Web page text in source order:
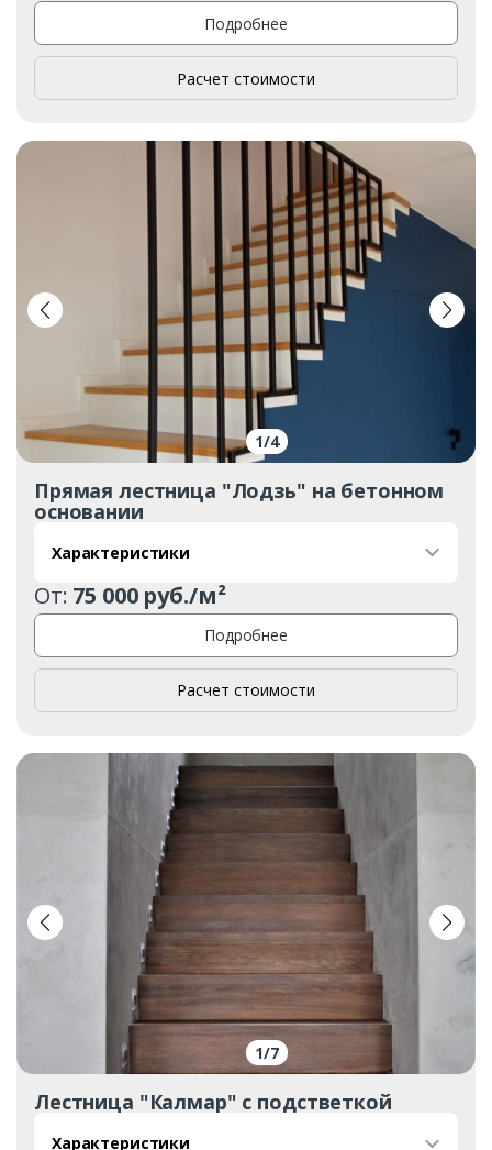
Подробнее
Расчет стоимости
1/4
Прямая лестница "Лодзь" на бетонном
основании
Характеристики
От: 75 000 руб./м²
Подробнее
Расчет стоимости
1/7
Лестница "Калмар" с подстветкой
Характеристики